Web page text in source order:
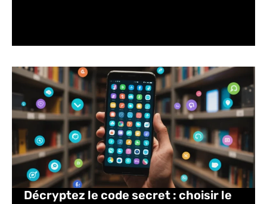
Décryptez le code secret : choisir le